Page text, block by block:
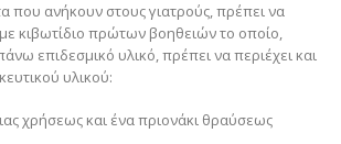
που ανήκουν στους γιατρούς, πρέπει να
κιβωτίδιο πρώτων βοηθειών το οποίο,
επιδεσμικό υλικό, πρέπει να περιέχει και
υλικού:
χρήσεως και ένα πριονάκι θραύσεως